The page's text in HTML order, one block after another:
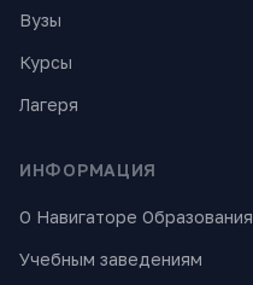
Вузы
Курсы
Лагеря
ИНФОРМАЦИЯ
О Навигаторе Образования
Учебным заведениям